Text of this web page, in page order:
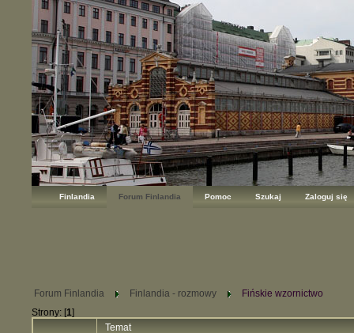
Finlandia Forum Finlandia Pomoc Szukaj Zaloguj się
Forum Finlandia Finlandia - rozmowy Fińskie wzornictwo
Strony: [1]
Temat